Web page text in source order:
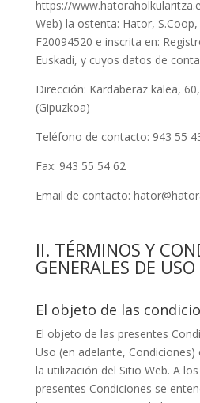
https://
Web) la ostenta: Hator, S.Coop
F20094520 e inscrita en:
Euskadi, y cuyos datos de
Dirección: Kardaberaz kalea,
(Gipuzkoa)
Teléfono de contacto: 943 55
Fax: 943 55 54 62
Email de contacto:
II. TÉRMINOS Y
GENERALES DE USO
El objeto de las
El objeto de las presentes
Uso (en adelante,
la utilización del Sitio Web. A
presentes Condiciones se